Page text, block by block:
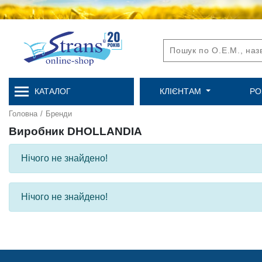
КАТАЛОГ КЛІЄНТАМ
Головна / Бренди
Виробник DHOLLANDIA
Нічого не знайдено!
Нічого не знайдено!